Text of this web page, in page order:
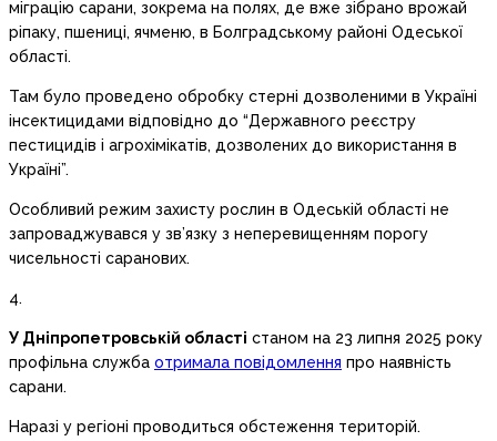
міграцію сарани, зокрема на полях, де вже зібрано врожай
ріпаку, пшениці, ячменю, в Болградському районі Одеської
області.
Там було проведено обробку стерні дозволеними в Україні
інсектицидами відповідно до “Державного реєстру
пестицидів і агрохімікатів, дозволених до використання в
Україні”.
Особливий режим захисту рослин в Одеській області не
запроваджувався у зв’язку з неперевищенням порогу
чисельності саранових.
4.
У Дніпропетровській області станом на 23 липня 2025 року
профільна служба отримала повідомлення про наявність
сарани.
Наразі у регіоні проводиться обстеження територій.